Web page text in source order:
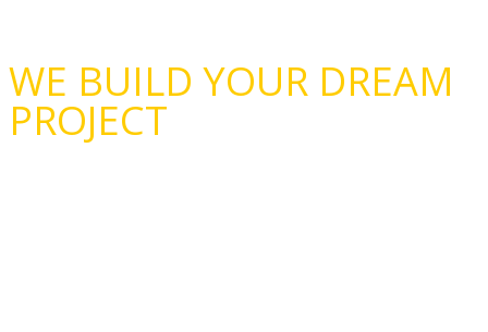
WE BUILD YOUR DREAM
PROJECT